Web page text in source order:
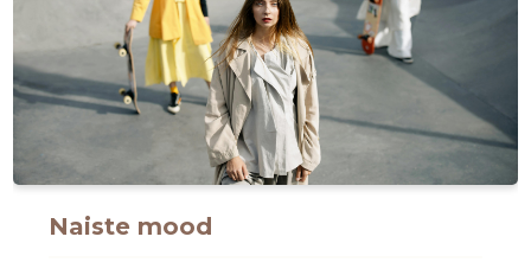
Naiste mood